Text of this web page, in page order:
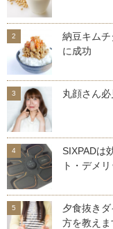
納豆キム
に成功
丸顔さん
SIXPADは
ト・デメ
夕食抜き
方を教えま